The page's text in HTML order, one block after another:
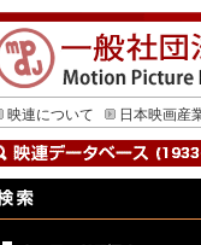
映連について
日本映画産